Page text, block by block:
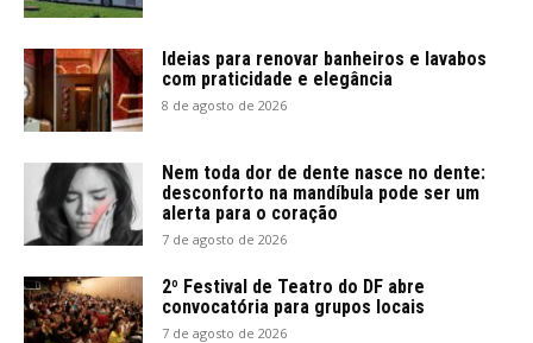
Ideias para renovar banheiros e lavabos
com praticidade e elegância
8 de agosto de 2026
Nem toda dor de dente nasce no dente:
desconforto na mandíbula pode ser um
alerta para o coração
7 de agosto de 2026
2º Festival de Teatro do DF abre
convocatória para grupos locais
7 de agosto de 2026